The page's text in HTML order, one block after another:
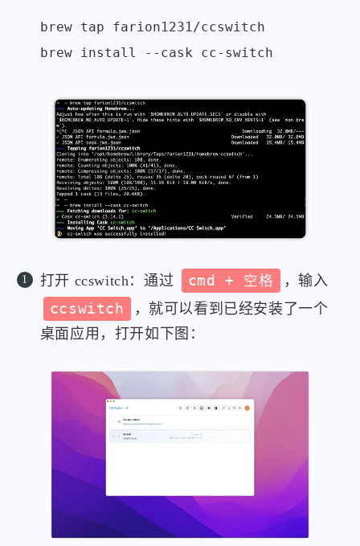
brew tap farion1231/ccswitch
brew install --cask cc-switch
打开 ccswitch：通过 cmd + 空格
，输入
ccswitch
，就可以看到已经安装了一个
桌面应用，打开如下图：